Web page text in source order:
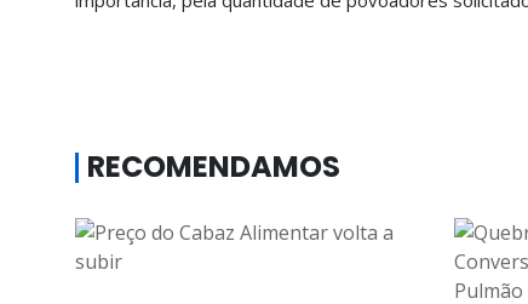
RECOMENDAMOS